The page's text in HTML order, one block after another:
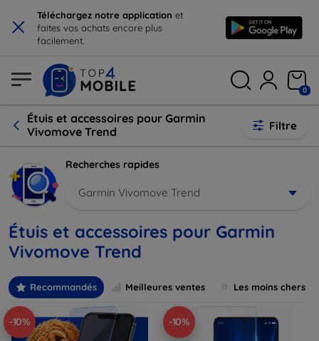
× Téléchargez notre application et
faites vos achats encore plus
facilement.
0
Étuis et accessoires pour Garmin
Vivomove Trend
Filtre
Recherches rapides
Garmin Vivomove Trend
Étuis et accessoires pour Garmin
Vivomove Trend
Recommandés Meilleures ventes Les moins chers
-10% -10%